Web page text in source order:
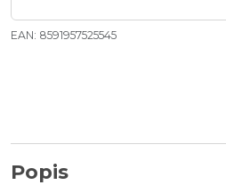
EAN: 8591957525545
Popis